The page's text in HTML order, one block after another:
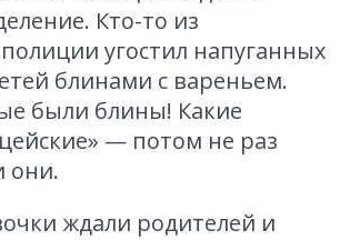
Кто-то из
угостил напуганных
блинами с вареньем.
были блины! Какие
— потом не раз
они.
ждали родителей и